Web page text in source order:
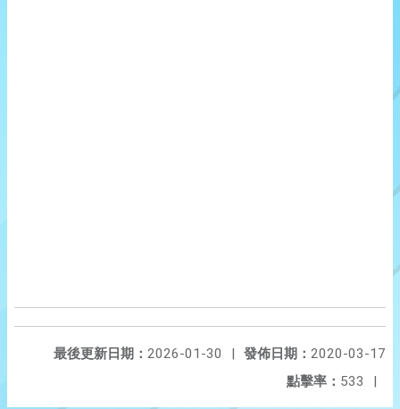
發佈日期： 2020-03-17
最後更新日期： 2026-01-30
|
點擊率： 533 |